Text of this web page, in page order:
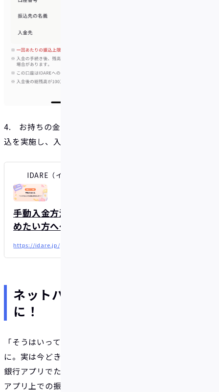
4. お持ちの金融機関の口座より3.の振込先宛てに振
込を実施し、入金を完了
IDARE（イデア）| 貯まるキャッシュレス
手動入金方法 〜いつでもどこでも自由に貯
めたい方へ〜
https://idare.jp/guide/support_3
ネットバンキングで振込を簡単
に！
「そうはいっても、振込は面倒・・・」という皆さま
に。実は今どきのネットバンキングなら、お使いの
銀行アプリでたった数タップで振込が可能です。銀行
アプリ上での振込先事前登録により、2回目以降もカ